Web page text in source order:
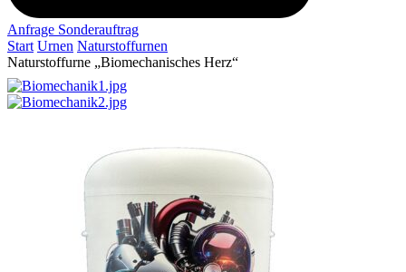
Anfrage Sonderauftrag
Start Urnen Naturstoffurnen
Naturstoffurne „Biomechanisches Herz“